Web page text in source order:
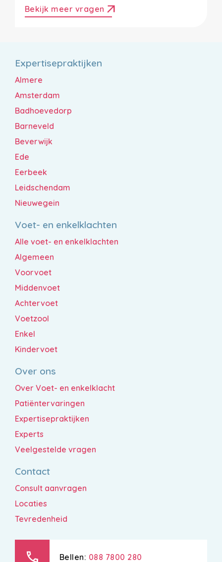
Bekijk meer vragen arrow_outward
Expertisepraktijken
Almere
Amsterdam
Badhoevedorp
Barneveld
Beverwijk
Ede
Eerbeek
Leidschendam
Nieuwegein
Voet- en enkelklachten
Alle voet- en enkelklachten
Algemeen
Voorvoet
Middenvoet
Achtervoet
Voetzool
Enkel
Kindervoet
Over ons
Over Voet- en enkelklacht
Patiëntervaringen
Expertisepraktijken
Experts
Veelgestelde vragen
Contact
Consult aanvragen
Locaties
Tevredenheid
call Bellen: 088 7800 280